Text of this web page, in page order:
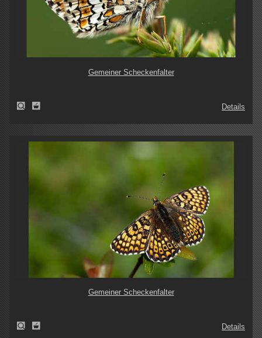
Gemeiner Scheckenfalter
Details
Gemeiner Scheckenfalter
Details